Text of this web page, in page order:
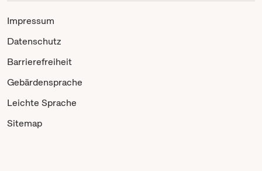
Impressum
Datenschutz
Barrierefreiheit
Gebärdensprache
Leichte Sprache
Sitemap